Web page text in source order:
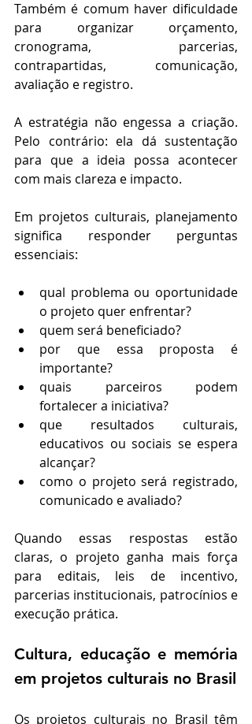
Também é comum haver dificuldade
para organizar orçamento,
cronograma, parcerias,
contrapartidas, comunicação,
avaliação e registro.
A estratégia não engessa a criação.
Pelo contrário: ela dá sustentação
para que a ideia possa acontecer
com mais clareza e impacto.
Em projetos culturais, planejamento
significa responder perguntas
essenciais:
qual problema ou oportunidade
o projeto quer enfrentar?
quem será beneficiado?
por que essa proposta é
importante?
quais parceiros podem
fortalecer a iniciativa?
que resultados culturais,
educativos ou sociais se espera
alcançar?
como o projeto será registrado,
comunicado e avaliado?
Quando essas respostas estão
claras, o projeto ganha mais força
para editais, leis de incentivo,
parcerias institucionais, patrocínios e
execução prática.
Cultura, educação e memória
em projetos culturais no Brasil
Os projetos culturais no Brasil têm